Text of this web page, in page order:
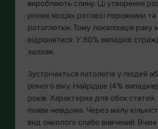
виробляють слину. Ці утворення
різних місцях ротової порожнини
ротоглотки. Тому локалізація раку
відрізнятися. У 80% випадків
залози.
Зустрічається патологія у людей
різного віку. Найрідше (4%
років. Характерна для обох статей.
появи невідома. Через малу
вид онкології слабо вивчений.